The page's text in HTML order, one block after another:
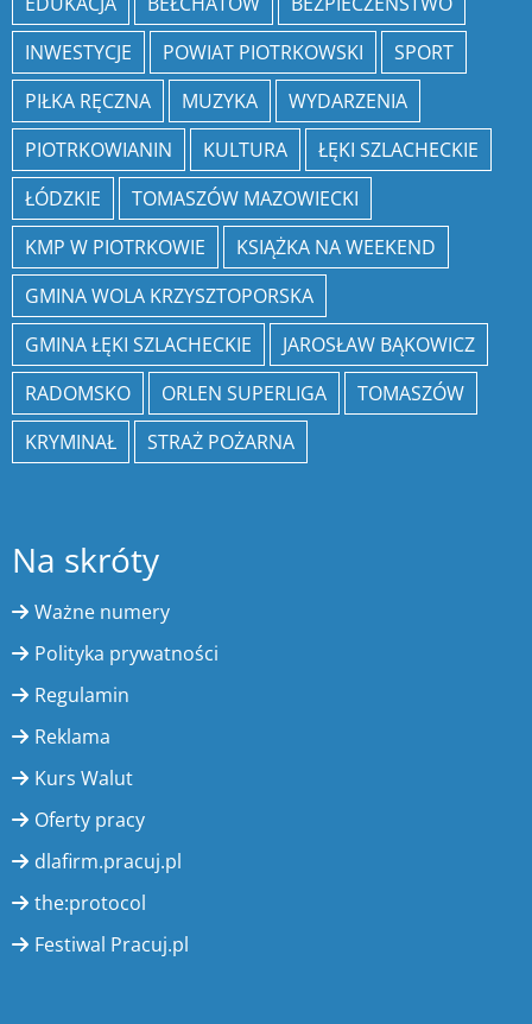
INWESTYCJE
POWIAT PIOTRKOWSKI
SPORT
PIŁKA RĘCZNA
MUZYKA
WYDARZENIA
PIOTRKOWIANIN
KULTURA
ŁĘKI SZLACHECKIE
ŁÓDZKIE
TOMASZÓW MAZOWIECKI
KMP W PIOTRKOWIE
KSIĄŻKA NA WEEKEND
GMINA WOLA KRZYSZTOPORSKA
GMINA ŁĘKI SZLACHECKIE
JAROSŁAW BĄKOWICZ
RADOMSKO
ORLEN SUPERLIGA
TOMASZÓW
KRYMINAŁ
STRAŻ POŻARNA
Na skróty
Ważne numery
Polityka prywatności
Regulamin
Reklama
Kurs Walut
Oferty pracy
dlafirm.pracuj.pl
the:protocol
Festiwal Pracuj.pl